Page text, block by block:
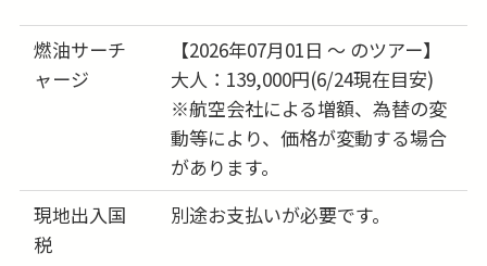
27日
(木) 418,000円 問合せる
418,000円 問合せる
(土) 438,000円
30日
(日)
燃油サーチ
ャージ
【2026年07月01日 ～ のツアー】
大人：139,000円(6/24現在目安)
※航空会社による増額、為替の変
動等により、価格が変動する場合
があります。
現地出入国
税
別途お支払いが必要です。